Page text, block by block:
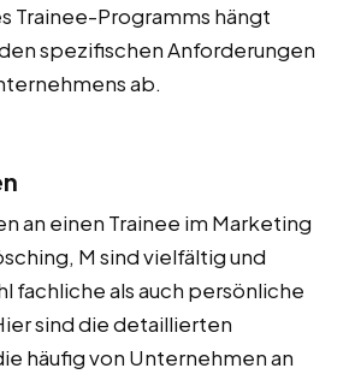
Trainee-Programms hängt
spezifischen Anforderungen
ab.
an einen Trainee im Marketing
M sind vielfältig und
fachliche als auch persönliche
sind die detaillierten
häufig von Unternehmen an